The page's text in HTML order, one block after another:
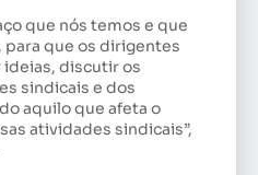
que nós temos e que
que os dirigentes
discutir os
sindicais e dos
aquilo que afeta o
atividades sindicais”,